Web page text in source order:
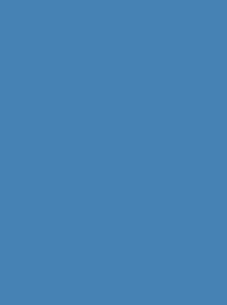
hozzáállás, amit ott
Mind a két
Igen. Az Erasmusban
másokat, tehát egy
Személyesen
Tartod még